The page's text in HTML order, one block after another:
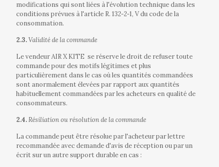
modifications qui sont liées à l'évolution technique dans les
conditions prévues à l'article R. 132‐2‐1, V du code de la
consommation.
2.3.Validité de la commande
Le vendeur AIR X KITE se réserve le droit de refuser toute
commande pour des motifs légitimes et plus
particulièrement dans le cas où les quantités commandées
sont anormalement élevées par rapport aux quantités
habituellement commandées par les acheteurs en qualité de
consommateurs.
2.4.Résiliation ou résolution de la commande
La commande peut être résolue par l'acheteur par lettre
recommandée avec demande d'avis de réception ou par un
écrit sur un autre support durable en cas :